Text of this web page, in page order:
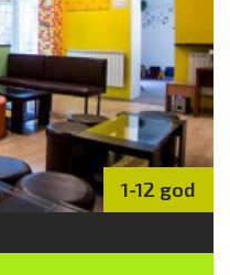
1-12 god